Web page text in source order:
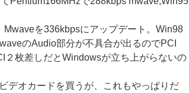
Mwaveを336kbpsにアップデート。Win98
のAudio部分が不具合が出るのでPCI
２枚差しだとWindowsが立ち上がらないの
デオカードを買うが、これもやっぱりだ